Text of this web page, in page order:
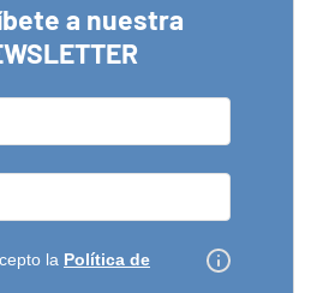
a nuestra
la Política de